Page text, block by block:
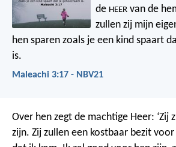
de HEER van de
zullen zij mijn
hen sparen zoals je een kind spaart
is.
Maleachi 3:17 - NBV21
Over hen zegt de machtige Heer: ‘Zij
zijn. Zij zullen een kostbaar bezit